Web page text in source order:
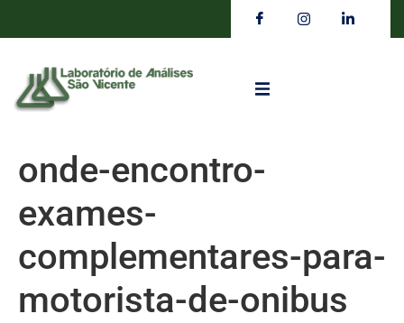
onde-encontro-
exames-
complementares-para-
motorista-de-onibus